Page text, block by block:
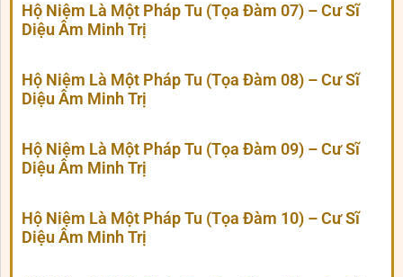
Hộ Niệm Là Một Pháp Tu (Tọa Đàm 07) – Cư Sĩ
Diệu Âm Minh Trị
Hộ Niệm Là Một Pháp Tu (Tọa Đàm 08) – Cư Sĩ
Diệu Âm Minh Trị
Hộ Niệm Là Một Pháp Tu (Tọa Đàm 09) – Cư Sĩ
Diệu Âm Minh Trị
Hộ Niệm Là Một Pháp Tu (Tọa Đàm 10) – Cư Sĩ
Diệu Âm Minh Trị